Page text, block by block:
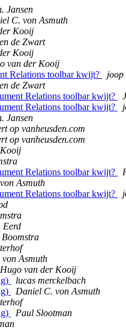
Jansen
C. von Asmuth
Kooij
de Zwart
Kooij
van der Kooij
Relations toolbar kwijt?
joop
de Zwart
Relations toolbar kwijt?
Relations toolbar kwijt?
Jansen
op vanheusden.com
op vanheusden.com
Relations toolbar kwijt?
Asmuth
Relations toolbar kwijt?
Eerd
Boomstra
Asmuth
Hugo van der Kooij
lucas merckelbach
Daniel C. von Asmuth
Paul Slootman